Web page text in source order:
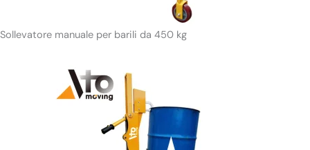
Sollevatore manuale per barili da 450 kg